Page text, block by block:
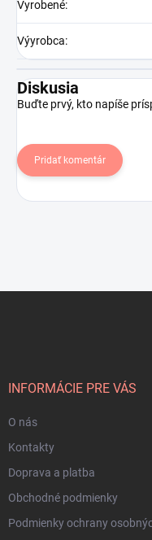
Vyrobené:
Výyrobca:
Diskusia
Buďte prvý, kto napíše
Pridať komentár
INFORMÁCIE PRE VÁS
O nás
Kontakty
Doprava a platba
Obchodné podmienky
Podmienky ochrany